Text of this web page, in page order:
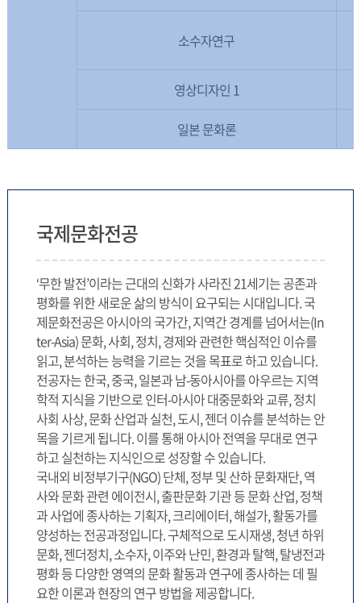
소수자연구
영상디자인 1
일본 문화론
국제문화전공
‘무한 발전’이라는 근대의 신화가 사라진 21세기는 공존과
평화를 위한 새로운 삶의 방식이 요구되는 시대입니다. 국
제문화전공은 아시아의 국가간, 지역간 경계를 넘어서는(In
ter-Asia) 문화, 사회, 정치, 경제와 관련한 핵심적인 이슈를
읽고, 분석하는 능력을 기르는 것을 목표로 하고 있습니다.
전공자는 한국, 중국, 일본과 남-동아시아를 아우르는 지역
학적 지식을 기반으로 인터-아시아 대중문화와 교류, 정치
사회 사상, 문화 산업과 실천, 도시, 젠더 이슈를 분석하는 안
목을 기르게 됩니다. 이를 통해 아시아 전역을 무대로 연구
하고 실천하는 지식인으로 성장할 수 있습니다.
국내외 비정부기구(NGO) 단체, 정부 및 산하 문화재단, 역
사와 문화 관련 에이전시, 출판문화 기관 등 문화 산업, 정책
과 사업에 종사하는 기획자, 크리에이터, 해설가, 활동가를
양성하는 전공과정입니다. 구체적으로 도시재생, 청년 하위
문화, 젠더정치, 소수자, 이주와 난민, 환경과 탈핵, 탈냉전과
평화 등 다양한 영역의 문화 활동과 연구에 종사하는 데 필
요한 이론과 현장의 연구 방법을 제공합니다.